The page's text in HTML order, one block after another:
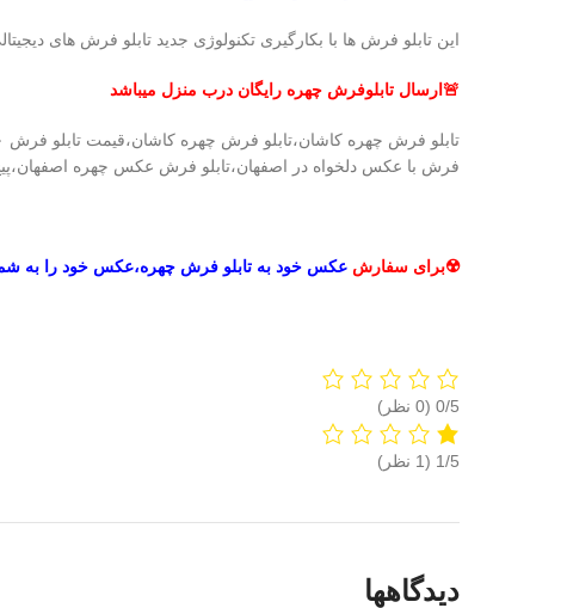
این تابلو فرش ها با بکارگیری تکنولوژی جدید تابلو فرش های
🚨ارسال تابلوفرش چهره رایگان درب منزل میباشد
فرش با عکس دلخواه در اصفهان،تابلو فرش عکس چهره
☢️برای سفارش عکس خود به تابلو فرش چهره،عکس خود را به
‫0/5
‫1/5 ‫(1 نظر)
دیدگاهها